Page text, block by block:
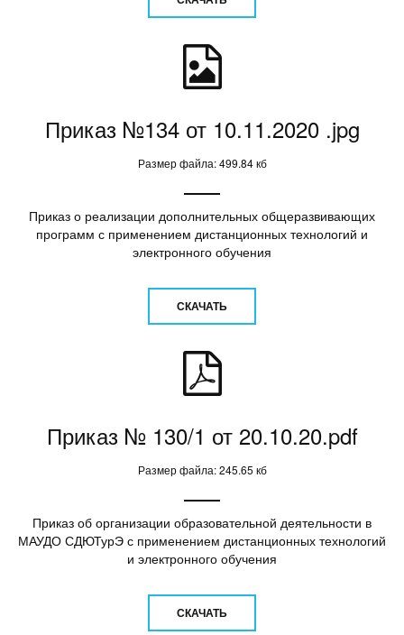
Приказ №134 от 10.11.2020 .jpg
Размер файла: 499.84 кб
Приказ о реализации дополнительных общеразвивающих
программ с применением дистанционных технологий и
электронного обучения
СКАЧАТЬ
Приказ № 130/1 от 20.10.20.pdf
Размер файла: 245.65 кб
Приказ об организации образовательной деятельности в
МАУДО СДЮТурЭ с применением дистанционных технологий
и электронного обучения
СКАЧАТЬ